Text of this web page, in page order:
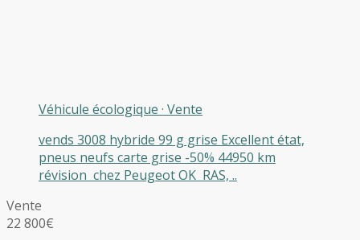
Véhicule écologique · Vente
vends 3008 hybride 99 g grise Excellent état,
pneus neufs carte grise -50% 44950 km
révision chez Peugeot OK RAS, ..
Vente
22 800€